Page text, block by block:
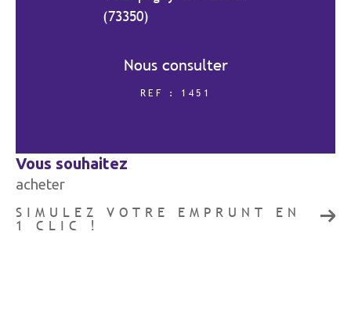
(73350)
Nous consulter
REF : 1451
vous souhaitez
acheter
SIMULEZ VOTRE EMPRUNT EN
1 CLIC !
RECHERCHER